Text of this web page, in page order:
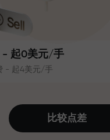
- 起0美元/手
- 起4美元/手
交易世界，作为
，激励客户实现雄心勃勃
户即可获得iPhone、
旅行
比较点差